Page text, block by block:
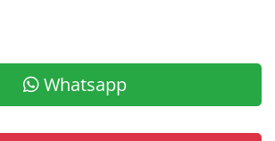
Whatsapp